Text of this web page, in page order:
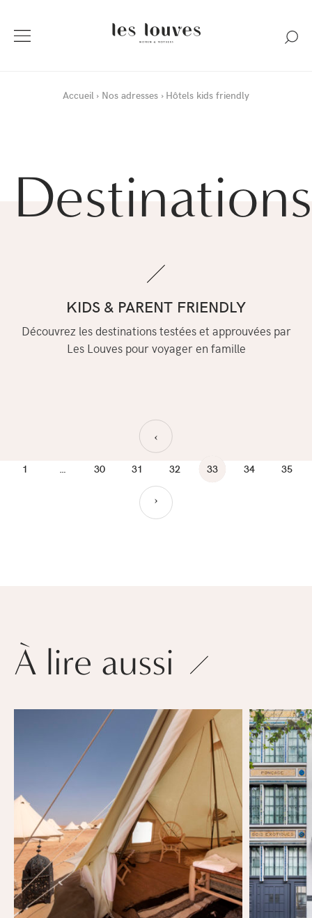
Accueil Nos adresses Hôtels kids friendly
Destinations
KIDS & PARENT FRIENDLY
Découvrez les destinations testées et approuvées par
Les Louves pour voyager en famille
›
1 … 30 31 32 33 34 35
›
À lire aussi